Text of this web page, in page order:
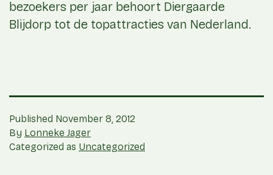
bezoekers per jaar behoort Diergaarde
Blijdorp tot de topattracties van Nederland.
Published November 8, 2012
By Lonneke Jager
Categorized as Uncategorized